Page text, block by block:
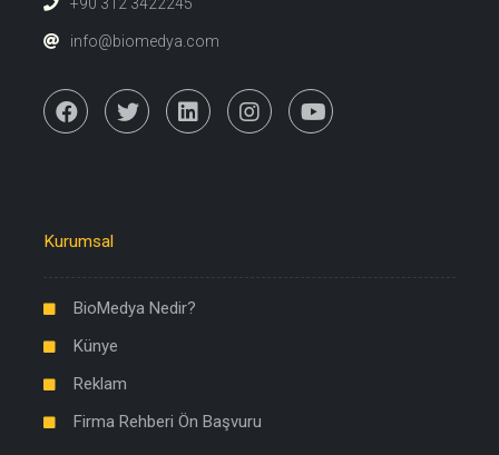
info@biomedya.com
Kurumsal
BioMedya Nedir?
Künye
Reklam
Firma Rehberi Ön Başvuru